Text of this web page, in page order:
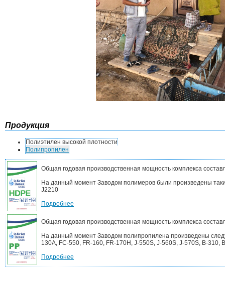
Продукция
Полиэтилен высокой плотности
Полипропилен
Общая годовая производственная мощность комплекса
На данный момент Заводом полимеров были произведены
J2210
Подробнее
Общая годовая производственная мощность комплекса
На данный момент Заводом полипропилена произведены
130A, FC-550, FR-160, FR-170H, J-550S, J-560S, J-570S, B-
Подробнее